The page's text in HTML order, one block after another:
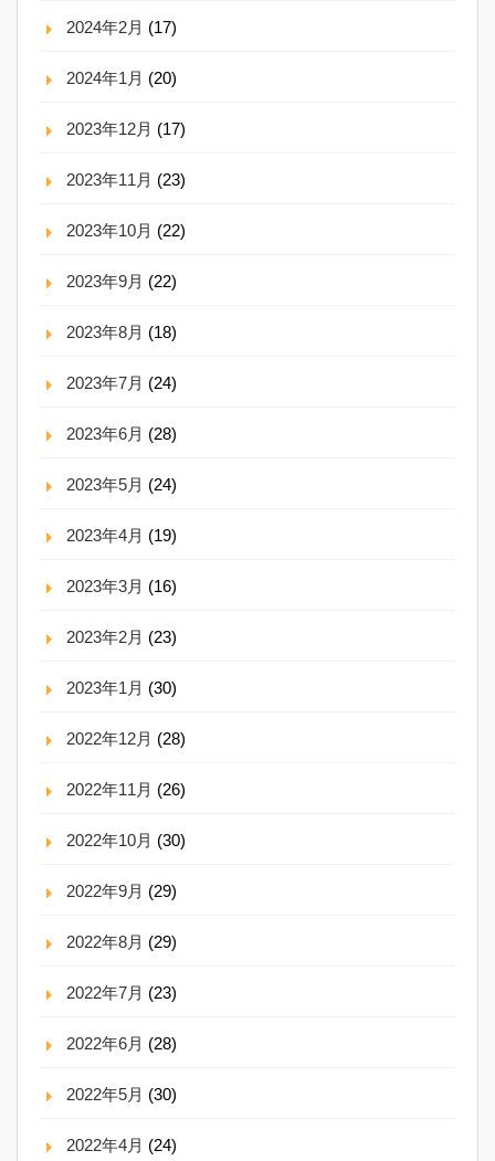
2024年2月 (17)
2024年1月 (20)
2023年12月 (17)
2023年11月 (23)
2023年10月 (22)
2023年9月 (22)
2023年8月 (18)
2023年7月 (24)
2023年6月 (28)
2023年5月 (24)
2023年4月 (19)
2023年3月 (16)
2023年2月 (23)
2023年1月 (30)
2022年12月 (28)
2022年11月 (26)
2022年10月 (30)
2022年9月 (29)
2022年8月 (29)
2022年7月 (23)
2022年6月 (28)
2022年5月 (30)
2022年4月 (24)